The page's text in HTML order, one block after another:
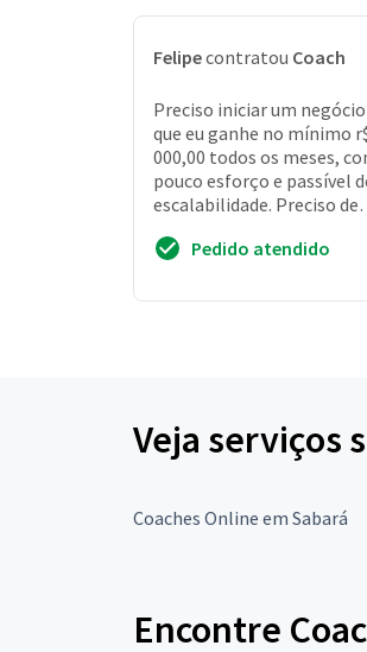
Felipecontratou Coach
Preciso iniciar um
que eu ganhe no mínimo
000,00 todos os meses,
pouco esforço e passível
escalabilidade. Preciso de
Pedido atendido
Veja serviços
Coaches Online em Sabará
Encontre